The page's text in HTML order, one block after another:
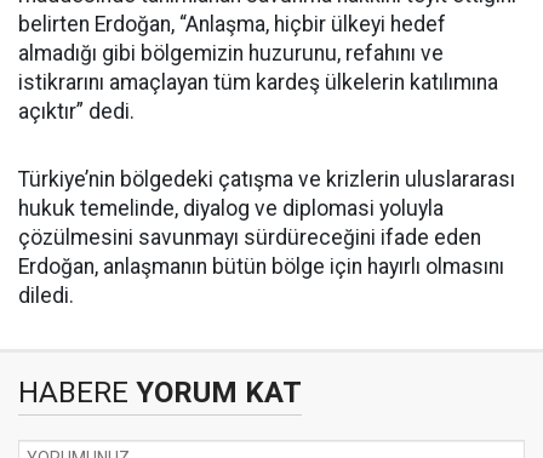
belirten Erdoğan, “Anlaşma, hiçbir ülkeyi hedef
almadığı gibi bölgemizin huzurunu, refahını ve
istikrarını amaçlayan tüm kardeş ülkelerin katılımına
açıktır” dedi.
Türkiye’nin bölgedeki çatışma ve krizlerin uluslararası
hukuk temelinde, diyalog ve diplomasi yoluyla
çözülmesini savunmayı sürdüreceğini ifade eden
Erdoğan, anlaşmanın bütün bölge için hayırlı olmasını
diledi.
HABERE YORUM KAT